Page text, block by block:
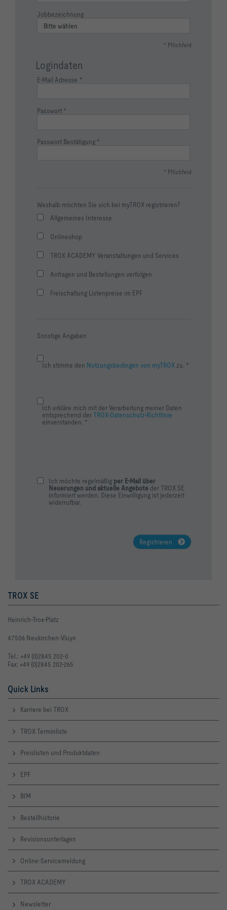
Jobbezeichnung
* Pflichfeld
Logindaten
E-Mail Adresse
Passwort
Passwort Bestätigung
* Pflichfeld
Weshalb möchten Sie sich bei myTROX registrieren?
Allgemeines Interesse
Onlineshop
TROX ACADEMY Veranstaltungen und Services
Anfragen und Bestellungen verfolgen
Freischaltung Listenpreise im EPF
Sonstige Angaben
Ich stimme den Nutzungsbedingen von myTROX zu. *
Ich erkläre mich mit der Verarbeitung meiner Daten
entsprechend derTROX-Datenschutz-Richtlinie
einverstanden. *
Ich möchte regelmäßig per E-Mail über
Neuerungen und aktuelle Angebote der TROX SE
informiert werden. Diese Einwilligung ist jederzeit
widerrufbar.
Registrieren
TROX SE
Heinrich-Trox-Platz
47506 Neukirchen-Vluyn
Tel.: +49 (0)2845 202-0
Fax: +49 (0)2845 202-265
Quick Links
Karriere bei TROX
TROX Terminliste
Preislisten und Produktdaten
EPF
BIM
Bestellhistorie
Revisionsunterlagen
Online-Servicemeldung
TROX ACADEMY
Newsletter